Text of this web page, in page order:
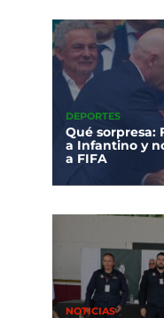
DEPORTES
Qué sorpresa:
a Infantino y
a FIFA
NOTICIAS